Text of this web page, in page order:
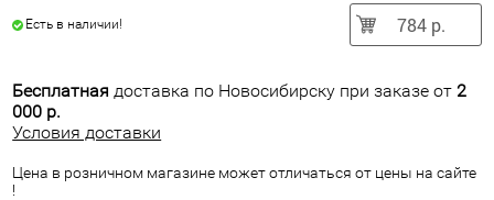
Есть в наличии! 784 р.
Бесплатная доставка по Новосибирску при заказе от 2
000 р.
Условия доставки
Цена в розничном магазине может отличаться от цены на сайте
!